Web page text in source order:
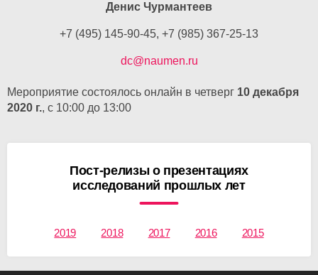
Денис Чурмантеев
+7 (495) 145-90-45, +7 (985) 367-25-13
dc@naumen.ru
Мероприятие состоялось онлайн в четверг 10 декабря
2020 г., с 10:00 до 13:00
Пост-релизы о презентациях
исследований прошлых лет
2019 2018 2017 2016 2015